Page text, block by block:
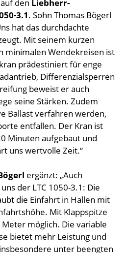
den Liebherr-
3.1. Sohn Thomas Bögerl
hat das durchdachte
Mit seinem kurzen
minimalen Wendekreisen ist
prädestiniert für enge
Differenzialsperren
beweist er auch
seine Stärken. Zudem
Ballast verfahren werden,
entfallen. Der Kran ist
Minuten aufgebaut und
uns wertvolle Zeit.“
ergänzt: „Auch
der LTC 1050-3.1: Die
die Einfahrt in Hallen mit
Mit Klappspitze
möglich. Die variable
bietet mehr Leistung und
unter beengten